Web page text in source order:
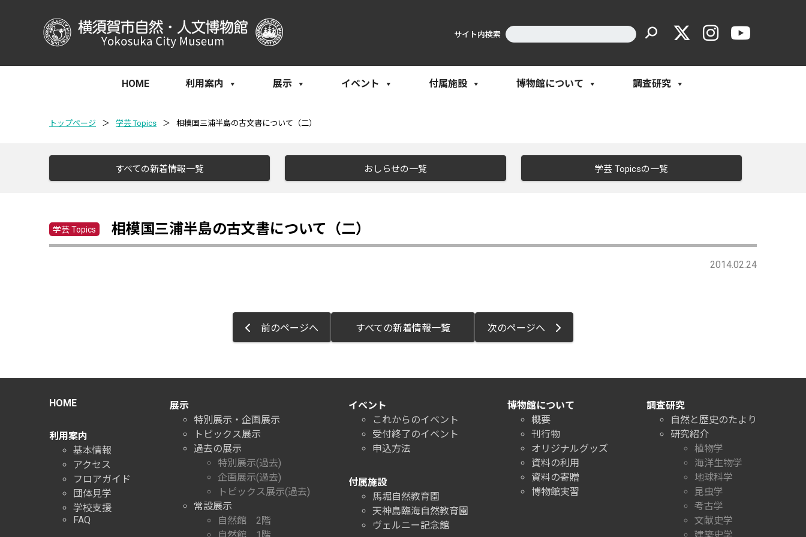
サイト内検索
HOME 利用案内 展示 イベント 付属施設 博物館について 調査研究
トップページ ＞ 学芸 Topics ＞ 相模国三浦半島の古文書について（二）
すべての新着情報一覧 おしらせの一覧 学芸 Topicsの一覧
学芸 Topics 相模国三浦半島の古文書について（二）
2014.02.24
前のページへ すべての新着情報一覧 次のページへ
HOME
利用案内
基本情報
アクセス
フロアガイド
団体見学
学校支援
FAQ
展示
特別展示・企画展示
トピックス展示
過去の展示
特別展示(過去)
企画展示(過去)
トピックス展示(過去)
常設展示
自然館 2階
イベント
これからのイベント
受付終了のイベント
申込方法
付属施設
馬堀自然教育園
天神島臨海自然教育園
ヴェルニー記念館
博物館について
概要
刊行物
オリジナルグッズ
資料の利用
資料の寄贈
博物館実習
調査研究
自然と歴史のたより
研究紹介
植物学
海洋生物学
地球科学
昆虫学
考古学
文献史学